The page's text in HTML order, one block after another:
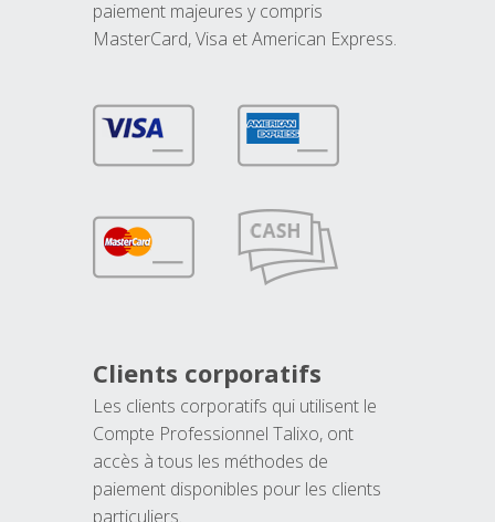
paiement majeures y compris
MasterCard, Visa et American Express.
Clients corporatifs
Les clients corporatifs qui utilisent le
Compte Professionnel Talixo, ont
accès à tous les méthodes de
paiement disponibles pour les clients
particuliers.